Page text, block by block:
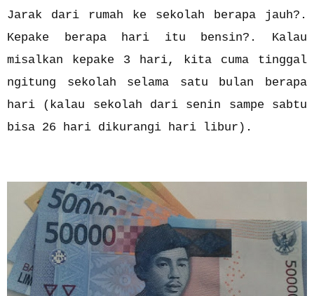
Jarak dari rumah ke sekolah berapa jauh?.
Kepake berapa hari itu bensin?. Kalau
misalkan kepake 3 hari, kita cuma tinggal
ngitung sekolah selama satu bulan berapa
hari (kalau sekolah dari senin sampe sabtu
bisa 26 hari dikurangi hari libur).